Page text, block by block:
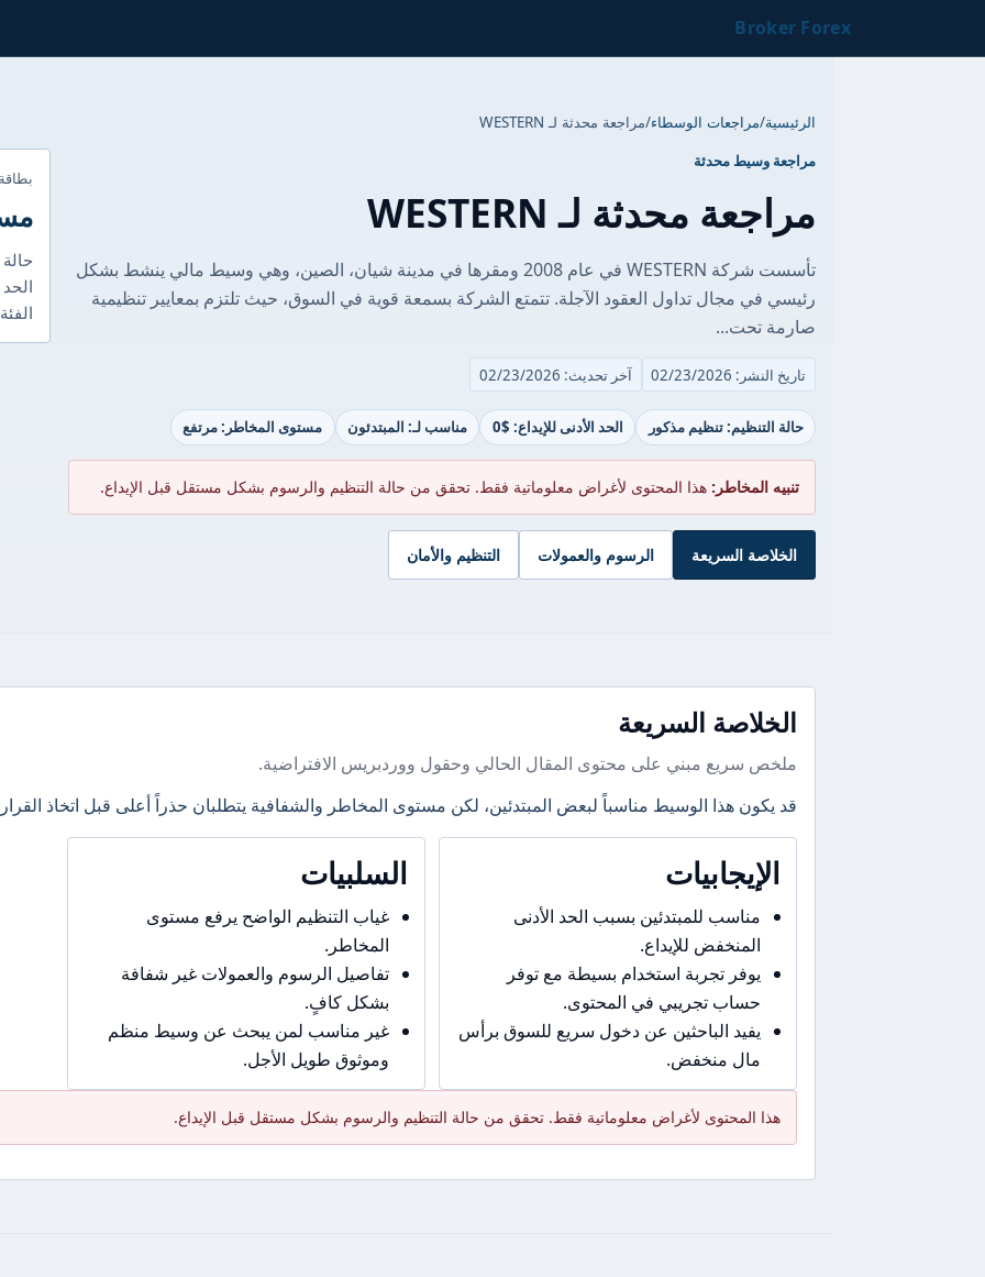
Broker Forex
الرئيسية/مراجعات الوسطاء/مراجعة محدثة لـ WESTERN
مراجعة وسيط محدثة
مراجعة محدثة لـ WESTERN
تأسست شركة WESTERN في عام 2008 ومقرها في مدينة شيان، الصين، وهي وسيط مالي ينشط بشكل
رئيسي في مجال تداول العقود الآجلة. تتمتع الشركة بسمعة قوية في السوق، حيث تلتزم بمعايير تنظيمية
صارمة تحت...
تاريخ النشر: 02/23/2026 آخر تحديث: 02/23/2026
حالة التنظيم: تنظيم مذكور الحد الأدنى للإيداع: $0 مناسب لـ: المبتدئون مستوى المخاطر: مرتفع
تنبيه المخاطر: هذا المحتوى لأغراض معلوماتية فقط. تحقق من حالة التنظيم والرسوم بشكل مستقل قبل الإيداع.
الخلاصة السريعة الرسوم والعمولات التنظيم والأمان
الحد
الخلاصة السريعة
ملخص سريع مبني على محتوى المقال الحالي وحقول ووردبريس الافتراضية.
قد يكون هذا الوسيط مناسباً لبعض المبتدئين، لكن مستوى المخاطر والشفافية يتطلبان حذراً أعلى قبل اتخاذ
الإيجابيات
مناسب للمبتدئين بسبب الحد الأدنى
المنخفض للإيداع.
يوفر تجربة استخدام بسيطة مع توفر
حساب تجريبي في المحتوى.
يفيد الباحثين عن دخول سريع للسوق برأس
مال منخفض.
السلبيات
غياب التنظيم الواضح يرفع مستوى
المخاطر.
تفاصيل الرسوم والعمولات غير شفافة
بشكل كافٍ.
غير مناسب لمن يبحث عن وسيط منظم
وموثوق طويل الأجل.
هذا المحتوى لأغراض معلوماتية فقط. تحقق من حالة التنظيم والرسوم بشكل مستقل قبل الإيداع.